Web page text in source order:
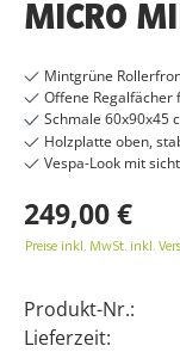
MICRO
Mintgrüne
Offene Regalfächer
Schmale 60x90x45
Holzplatte oben,
Vespa-Look mit
249,00 €
Preise inkl. MwSt. inkl.
Produkt-Nr.:
Lieferzeit: